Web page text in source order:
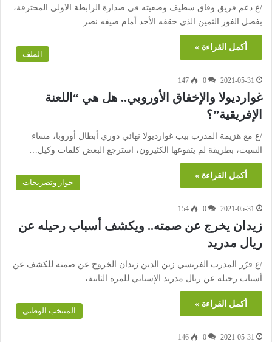
/ع دعم فريق وفاق سطيف وضعيته في صدارة الرابطة الاولى المحترفة،
بفضل الفوز الثمين الذي حققه الأحد أمام ضيفه نصر…
أكمل القراءة »
الملف
2021-05-31
0
147
غوارديولا والإخفاق الأوروبي.. هل هي “اللعنة
الإفريقية”؟
/ع مع هزيمة المدرب بيب غوارديولا نهائي دوري أبطال أوروبا، مساء
السبت، بطريقة لم يتقوعها الكثيرون، استرجع البعض كلمات وكيل…
أكمل القراءة »
حوار وتصريحات
2021-05-31
0
154
زيدان يخرج عن صمته.. ويكشف أسباب رحيله عن
ريال مدريد
/ع قرّر المدرب الفرنسي زين الدين زيدان الخروج عن صمته للكشف عن
أسباب رحيله عن ريال مدريد الإسباني للمرة الثانية،…
أكمل القراءة »
المنتخب الوطني
2021-05-31
0
146